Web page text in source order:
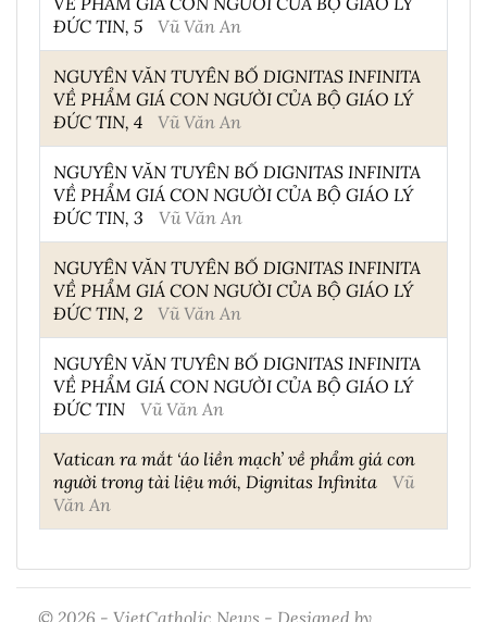
ĐỨC TIN, 5
Vũ Văn An
NGUYÊN VĂN TUYÊN BỐ DIGNITAS INFINITA
VỀ PHẨM GIÁ CON NGƯỜI CỦA BỘ GIÁO LÝ
ĐỨC TIN, 4
Vũ Văn An
NGUYÊN VĂN TUYÊN BỐ DIGNITAS INFINITA
VỀ PHẨM GIÁ CON NGƯỜI CỦA BỘ GIÁO LÝ
ĐỨC TIN, 3
Vũ Văn An
NGUYÊN VĂN TUYÊN BỐ DIGNITAS INFINITA
VỀ PHẨM GIÁ CON NGƯỜI CỦA BỘ GIÁO LÝ
ĐỨC TIN, 2
Vũ Văn An
NGUYÊN VĂN TUYÊN BỐ DIGNITAS INFINITA
VỀ PHẨM GIÁ CON NGƯỜI CỦA BỘ GIÁO LÝ
ĐỨC TIN
Vũ Văn An
Vatican ra mắt ‘áo liền mạch’ về phẩm giá con
người trong tài liệu mới, Dignitas Infinita
Vũ
Văn An
© 2026 - VietCatholic News - Designed by